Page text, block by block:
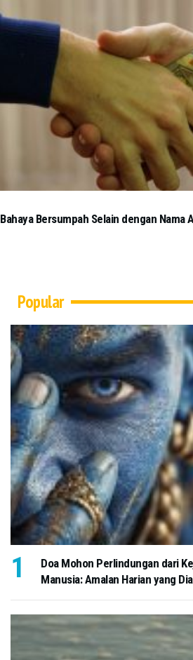
Bahaya Bersumpah Selain dengan Nama
Popular
Doa Mohon Perlindungan dari
Manusia: Amalan Harian yang